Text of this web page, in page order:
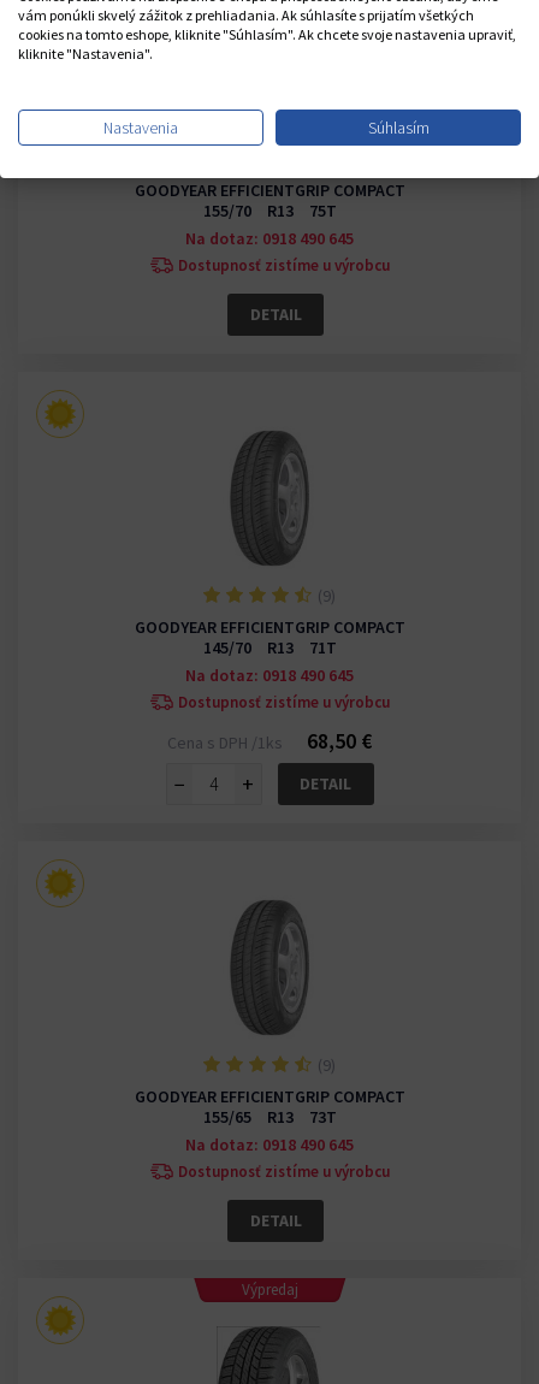
GOODYEAR EFFICIENTGRIP COMPACT
155/70 R13 75T
Na dotaz: 0918 490 645
Dostupnosť zistíme u výrobcu
DETAIL
(9)
GOODYEAR EFFICIENTGRIP COMPACT
145/70 R13 71T
Na dotaz: 0918 490 645
Dostupnosť zistíme u výrobcu
Cena s DPH /1ks
68,50 €
−
+ DETAIL
(9)
GOODYEAR EFFICIENTGRIP COMPACT
155/65 R13 73T
Na dotaz: 0918 490 645
Dostupnosť zistíme u výrobcu
DETAIL
Výpredaj
vám ponúkli skvelý zážitok z prehliadania. Ak súhlasíte s prijatím všetkých
cookies na tomto eshope, kliknite "Súhlasím". Ak chcete svoje nastavenia upraviť,
kliknite "Nastavenia".
Nastavenia Súhlasím